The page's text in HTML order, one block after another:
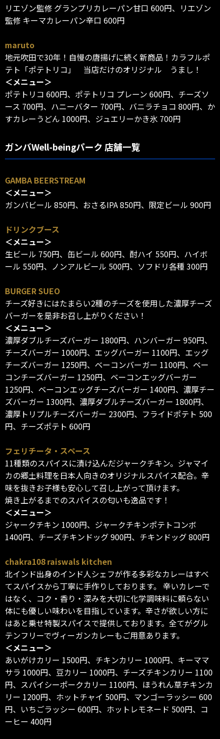
リエゾン監修 グランプリカレーパン甘口 600円、リエゾン
監修 キーマカレーパン辛口 600円
maruto
地元吹田で30年！自慢の唐揚げに続く新商品！カラフルポ
テト「ポテトリコ」 当店だけのオリジナル うまし！
＜メニュー＞
ポテトリコ 600円、ポテトリコ プレーン 600円、チーズソ
ース 700円、ハニーバター 700円、バニラチョコ 800円、か
すカレーうどん 1000円、ジュエリーかき氷 700円
ガンバWell-beingパーク 店舗一覧
GAMBA BEERSTREAM
＜メニュー＞
ガンバビール 850円、おさるIPA 850円、限定ビール 900円
ドリンクブース
＜メニュー＞
生ビール 750円、缶ビール 600円、酎ハイ 550円、ハイボ
ール 550円、ノンアルビール 500円、ソフドリ各種 300円
BURGER SUEO
チーズ好きにはたまらい2種のチーズを使用した濃厚チーズ
バーガーを是非お召し上がりください！
＜メニュー＞
濃厚ダブルチーズバーガー 1800円、ハンバーガー 950円、
チーズバーガー 1000円、エッグバーガー 1100円、エッグ
チーズバーガー 1250円、ベーコンバーガー 1100円、ベー
コンチーズバーガー 1250円、ベーコンエッグバーガー
1250円、ベーコンエッグチーズバーガー 1400円、濃厚チー
ズバーガー 1300円、濃厚ダブルチーズバーガー 1800円、
濃厚トリプルチーズバーガー 2300円、フライドポテト 500
円、チーズポテト 600円
フェリチータ・スペース
11種類のスパイスに漬け込んだジャークチキン。ジャマイ
カの郷土料理を日本人向きのオリジナルスパイス配合。辛
味を抜きお子様も安心して召し上がって頂けます。
焼き上がるまでのスパイスの匂いも逸品です！
＜メニュー＞
ジャークチキン 1000円、ジャークチキンポテトコンボ
1400円、チーズチキンドッグ 900円、チキンドッグ 800円
chakra108 raiswals kitchen
北インド出身のインド人シェフが作る多彩なカレーはすべ
てスパイスから丁寧に手作りしております。 辛いカレーで
はなく、コク・香り・深みを大切に化学調味料に頼らない
体にも優しい味わいを目指しています。辛さが欲しい方に
はあと乗せ特製スパイスで提供しております。全てがグル
テンフリーでヴィーガンカレーもご用意あります。
＜メニュー＞
あいがけカリー 1500円、チキンカリー 1000円、キーママ
サラ 1000円、豆カリー 1000円、チーズチキンカリー 1100
円、スパイシーポークカリー 1100円、ほうれん草チキンカ
リー 1200円、ホットチャイ 500円、マンゴーラッシー 600
円、いちごラッシー 600円、ホットレモネード 500円、コ
ーヒー 400円